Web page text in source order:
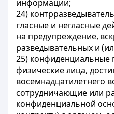
информации;
24)
гласные и негласные
на предупреждение,
разведывательных и
25)
физические лица,
восемнадцатилетнего
сотрудничающие или
конфиденциальной